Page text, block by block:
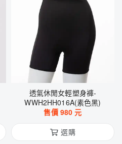
透氣休閒女輕塑身褲-
WWH2HH016A(素色黑)
售價 980 元
選購